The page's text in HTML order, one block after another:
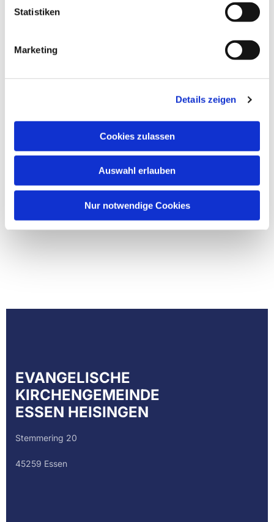
Statistiken
Marketing
Details zeigen
Cookies zulassen
Auswahl erlauben
Nur notwendige Cookies
EVANGELISCHE
KIRCHENGEMEINDE
ESSEN HEISINGEN
Stemmering 20
45259 Essen